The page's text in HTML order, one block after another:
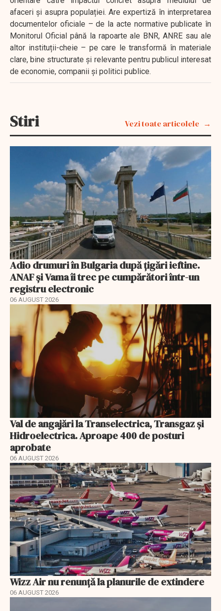
afaceri și asupra populației. Are expertiză în interpretarea
documentelor oficiale – de la acte normative publicate în
Monitorul Oficial până la rapoarte ale BNR, ANRE sau ale
altor instituții-cheie – pe care le transformă în materiale
clare, bine structurate și relevante pentru publicul interesat
de economie, companii și politici publice.
Stiri Vezi toate articolele
Adio drumuri în Bulgaria după țigări ieftine.
ANAF și Vama îi trec pe cumpărători într-un
registru electronic
06 AUGUST 2026
Val de angajări la Transelectrica, Transgaz și
Hidroelectrica. Aproape 400 de posturi
aprobate
06 AUGUST 2026
Wizz Air nu renunță la planurile de extindere
06 AUGUST 2026